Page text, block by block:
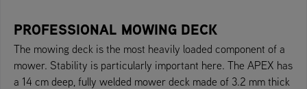
PROFESSIONAL MOWING DECK
The mowing deck is the most heavily loaded component of a
mower. Stability is particularly important here. The APEX has
a 14 cm deep, fully welded mower deck made of 3.2 mm thick